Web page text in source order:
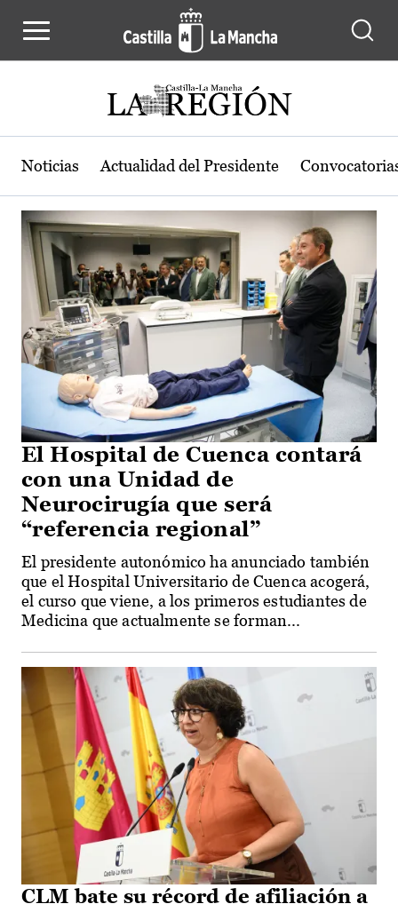
Actualidad de la región de Castilla-
Noticias Actualidad del Presidente
El Hospital de Cuenca contará
con una Unidad de
Neurocirugía que será
“referencia regional”
El presidente autonómico ha anunciado también
que el Hospital Universitario de Cuenca acogerá,
el curso que viene, a los primeros estudiantes de
Medicina que actualmente se forman...
CLM bate su récord de afiliación a